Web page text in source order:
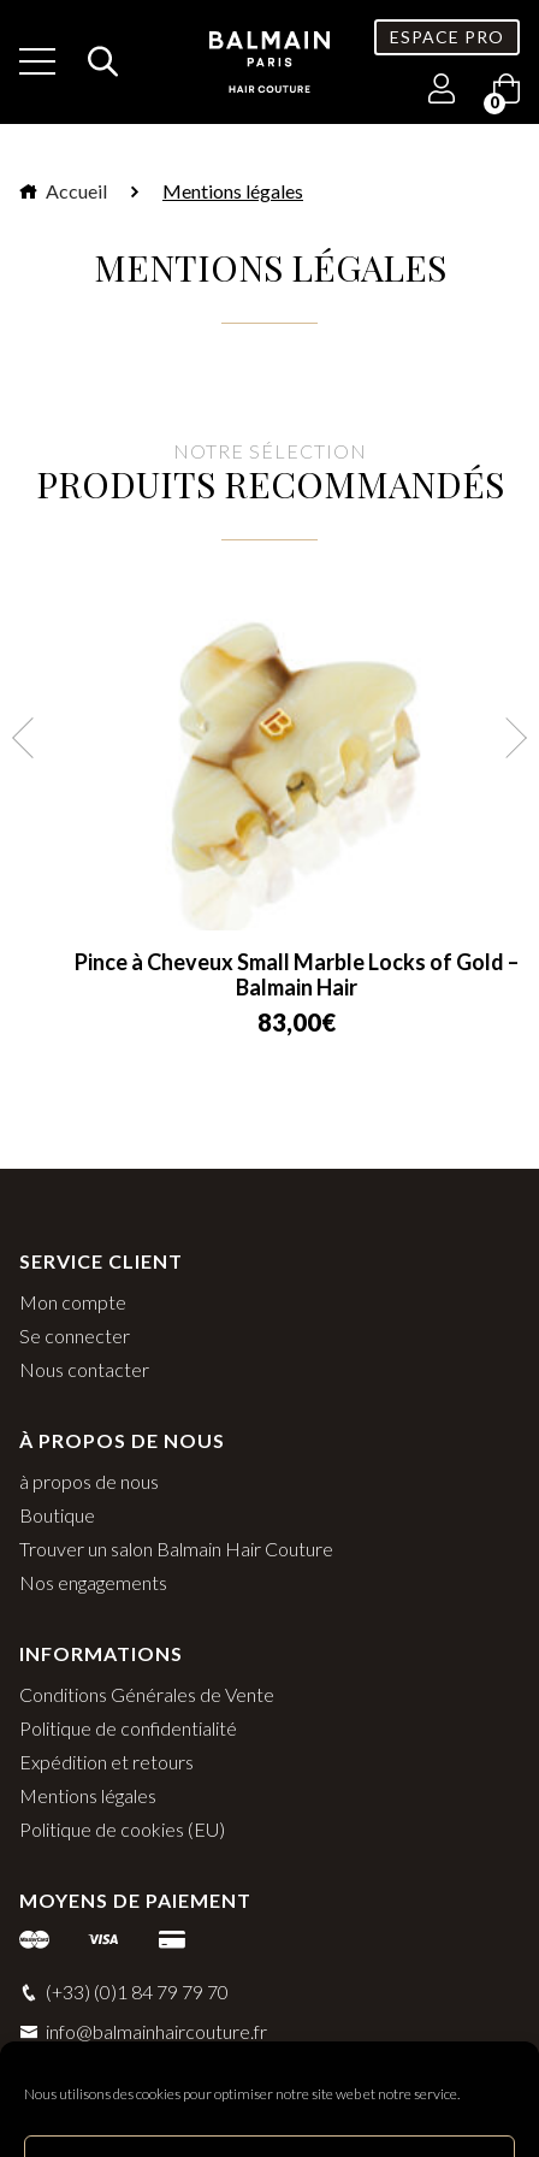
Nous utilisons des cookies pour optimiser notre site web et notre service.
ESPACE PRO
0
Accueil Mentions légales
MENTIONS LÉGALES
NOTRE SÉLECTION
PRODUITS RECOMMANDÉS
Pince à Cheveux Small Marble Locks of Gold –
Balmain Hair
83,00€
SERVICE CLIENT
Mon compte
Se connecter
Nous contacter
À PROPOS DE NOUS
à propos de nous
Boutique
Trouver un salon Balmain Hair Couture
Nos engagements
INFORMATIONS
Conditions Générales de Vente
Politique de confidentialité
Expédition et retours
Mentions légales
Politique de cookies (EU)
MOYENS DE PAIEMENT
(+33) (0)1 84 79 79 70
info@balmainhaircouture.fr